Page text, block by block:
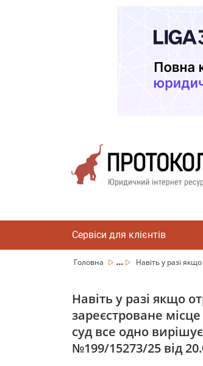
Сервіси для клієнтів
Головна ... Навіть у разі
Навіть у разі якщо
зареєстроване
суд все одно
№199/15273/25 від